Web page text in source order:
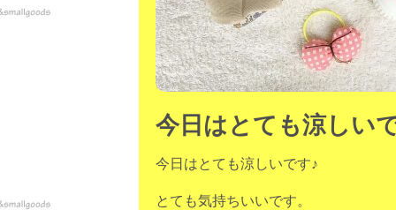
今日はとても涼しい
今日はとても涼しいです♪
とても気持ちいいです。